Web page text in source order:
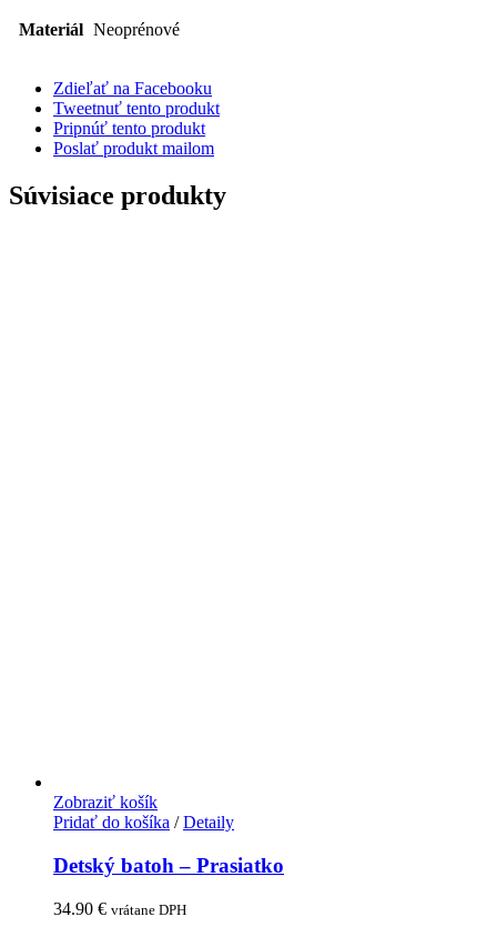
Materiál Neoprénové
Zdieľať na Facebooku
Tweetnuť tento produkt
Pripnúť tento produkt
Poslať produkt mailom
Súvisiace produkty
Zobraziť košík
Pridať do košíka / Detaily
Detský batoh – Prasiatko
34.90 € vrátane DPH